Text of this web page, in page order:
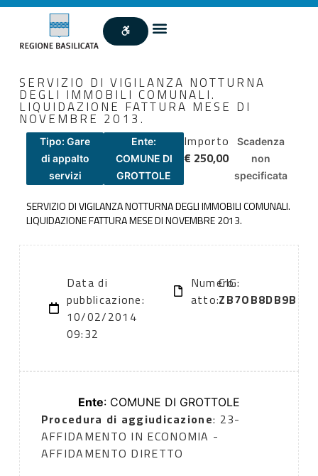
SERVIZIO DI VIGILANZA NOTTURNA
DEGLI IMMOBILI COMUNALI.
LIQUIDAZIONE FATTURA MESE DI
NOVEMBRE 2013.
Tipo: Gare
di appalto
servizi
Ente:
COMUNE DI
GROTTOLE
Importo
€ 250,00
Scadenza
non
specificata
SERVIZIO DI VIGILANZA NOTTURNA DEGLI IMMOBILI COMUNALI.
LIQUIDAZIONE FATTURA MESE DI NOVEMBRE 2013.
Data di
pubblicazione:
10/02/2014
09:32
Numero
atto:
CIG:
ZB7OB8DB9B
Ente: COMUNE DI GROTTOLE
Procedura di aggiudicazione: 23-
AFFIDAMENTO IN ECONOMIA -
AFFIDAMENTO DIRETTO